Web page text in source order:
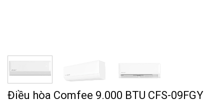
Điều hòa Comfee 9.000 BTU CFS-09FGY